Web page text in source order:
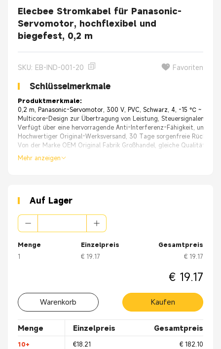
Elecbee Stromkabel für Panasonic-
Servomotor, hochflexibel und
biegefest, 0,2 m
SKU: EB-IND-001-20 Favoriten
Schlüsselmerkmale
Produktmerkmale:
0,2 m, Panasonic-Servomotor, 300 V, PVC, Schwarz, 4, -15 ℃ ~ 80 ℃;
Multicore-Design zur Übertragung von Leistung, Steuersignalen,
Verfügt über eine hervorragende Anti-Interferenz-Fähigkeit, um
Hochwertiger Original-Werksversand, 30 Tage sorgenfreie
Von der Marke OEM Original Fabrik Großhandel, gleiche Qualität,
Mehr anzeigen
Auf Lager
Menge
1
Einzelpreis
€ 19.17
Gesamtpreis
€ 19.17
€ 19.17
Warenkorb Kaufen
Menge Einzelpreis Gesamtpreis
10+ €18.21 € 182.10